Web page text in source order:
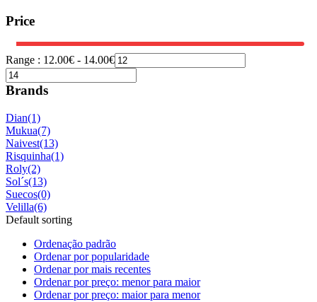
Price
Range : 12.00€ - 14.00€
Brands
Dian(1)
Mukua(7)
Naivest(13)
Risquinha(1)
Roly(2)
Sol´s(13)
Suecos(0)
Velilla(6)
Default sorting
Ordenação padrão
Ordenar por popularidade
Ordenar por mais recentes
Ordenar por preço: menor para maior
Ordenar por preço: maior para menor